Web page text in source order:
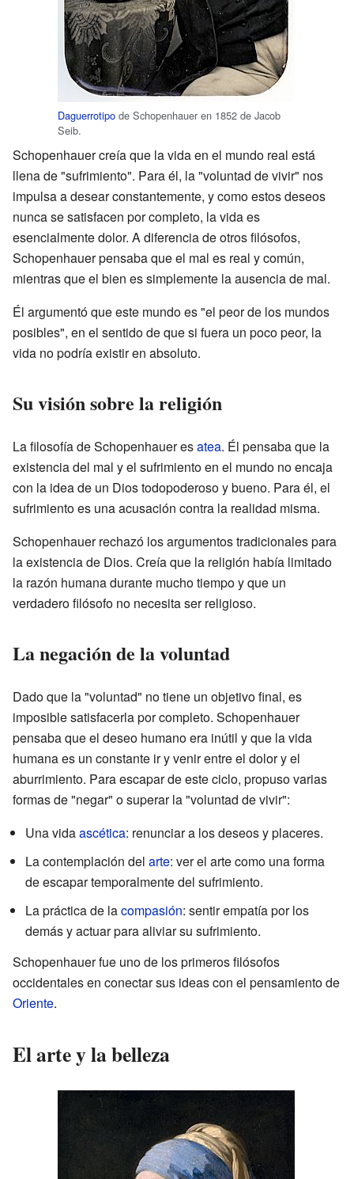
Daguerrotipo de Schopenhauer en 1852 de Jacob
Seib.
Schopenhauer creía que la vida en el mundo real está
llena de "sufrimiento". Para él, la "voluntad de vivir" nos
impulsa a desear constantemente, y como estos deseos
nunca se satisfacen por completo, la vida es
esencialmente dolor. A diferencia de otros filósofos,
Schopenhauer pensaba que el mal es real y común,
mientras que el bien es simplemente la ausencia de mal.
Él argumentó que este mundo es "el peor de los mundos
posibles", en el sentido de que si fuera un poco peor, la
vida no podría existir en absoluto.
Su visión sobre la religión
La filosofía de Schopenhauer esatea. Él pensaba que la
existencia del mal y el sufrimiento en el mundo no encaja
con la idea de un Dios todopoderoso y bueno. Para él, el
sufrimiento es una acusación contra la realidad misma.
Schopenhauer rechazó los argumentos tradicionales para
la existencia de Dios. Creía que la religión había limitado
la razón humana durante mucho tiempo y que un
verdadero filósofo no necesita ser religioso.
La negación de la voluntad
Dado que la "voluntad" no tiene un objetivo final, es
imposible satisfacerla por completo. Schopenhauer
pensaba que el deseo humano era inútil y que la vida
humana es un constante ir y venir entre el dolor y el
aburrimiento. Para escapar de este ciclo, propuso varias
formas de "negar" o superar la "voluntad de vivir":
Una vidaascética: renunciar a los deseos y placeres.
La contemplación del arte: ver el arte como una forma
de escapar temporalmente del sufrimiento.
La práctica de lacompasión: sentir empatía por los
demás y actuar para aliviar su sufrimiento.
Schopenhauer fue uno de los primeros filósofos
occidentales en conectar sus ideas con el pensamiento de
Oriente.
El arte y la belleza